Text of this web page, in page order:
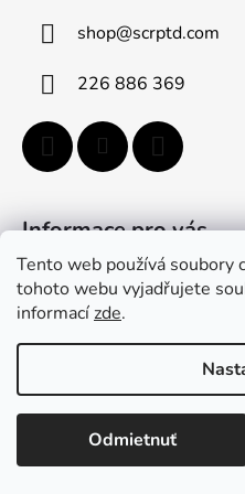
Tento web používá soubory
tohoto webu vyjadřujete
informacízde.
Odmietnuť
shop@scrptd.com
226 886 369
Informace pro vás
Kontaktní formulář
Jak funguje předprodej
Doprava a poštovné
Podmínky ochrany
Povinné informace a odkazy